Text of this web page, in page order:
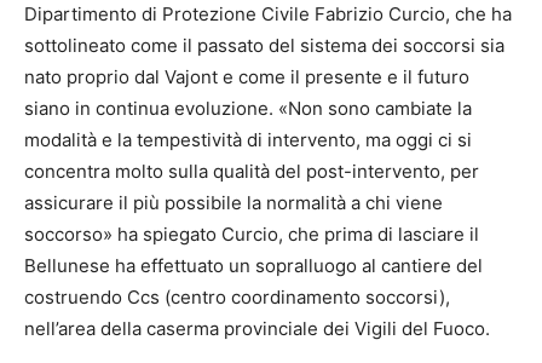
Dipartimento di Protezione Civile Fabrizio Curcio, che ha
sottolineato come il passato del sistema dei soccorsi sia
nato proprio dal Vajont e come il presente e il futuro
siano in continua evoluzione. «Non sono cambiate la
modalità e la tempestività di intervento, ma oggi ci si
concentra molto sulla qualità del post-intervento, per
assicurare il più possibile la normalità a chi viene
soccorso» ha spiegato Curcio, che prima di lasciare il
Bellunese ha effettuato un sopralluogo al cantiere del
costruendo Ccs (centro coordinamento soccorsi),
nell’area della caserma provinciale dei Vigili del Fuoco.